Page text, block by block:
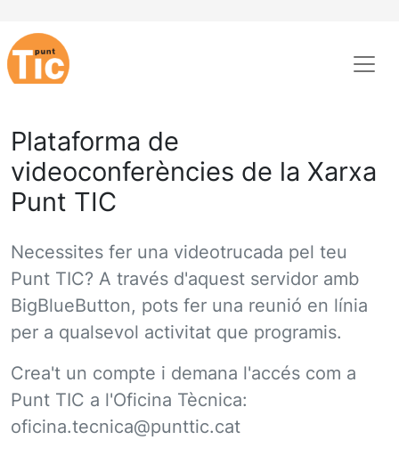
Plataforma de
videoconferències de la Xarxa
Punt TIC
Necessites fer una videotrucada pel teu
Punt TIC? A través d'aquest servidor amb
BigBlueButton, pots fer una reunió en línia
per a qualsevol activitat que programis.
Crea't un compte i demana l'accés com a
Punt TIC a l'Oficina Tècnica:
oficina.tecnica@punttic.cat